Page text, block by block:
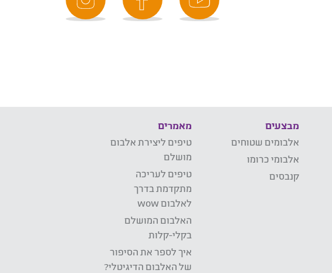
מבצעים
אלבומים שטוחים
אלבומי כרומו
קנבסים
מאמרים
טיפים ליצירת אלבום
מושלם
טיפים לעריכה
מתקדמת בדרך
לאלבום wow
האלבום המושלם
בקלי-קלות
איך לספר את הסיפור
של האלבום הדיגיטלי?